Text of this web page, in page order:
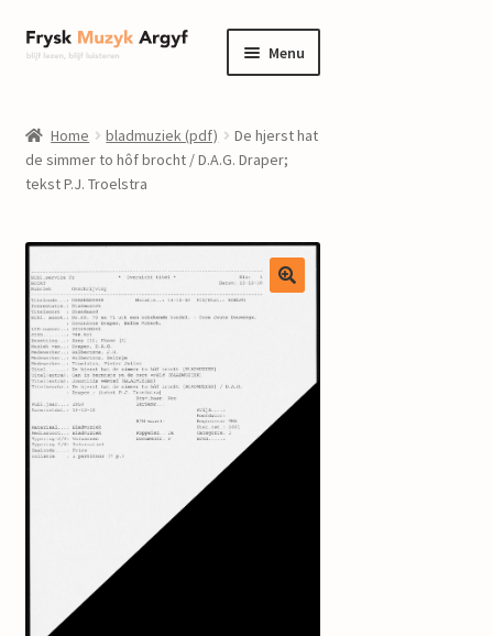
Ga
door
navigatie
Ga
naar
inhoud
Menu
informatie
Submenu
uitvouwen
Componisten
nieuws
events
contact
Home bladmuziek (pdf)
De hjerst hat
de simmer to hôf brocht / D.A.G. Draper;
tekst P.J. Troelstra